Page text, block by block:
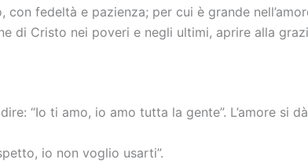
fedeltà e pazienza; per cui è grande
di Cristo nei poveri e negli ultimi, aprire alla
“Io ti amo, io amo tutta la gente”. L’amore si
io non voglio usarti”.